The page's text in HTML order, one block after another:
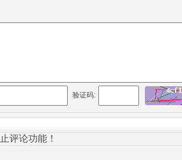
验证码:
评论功能！